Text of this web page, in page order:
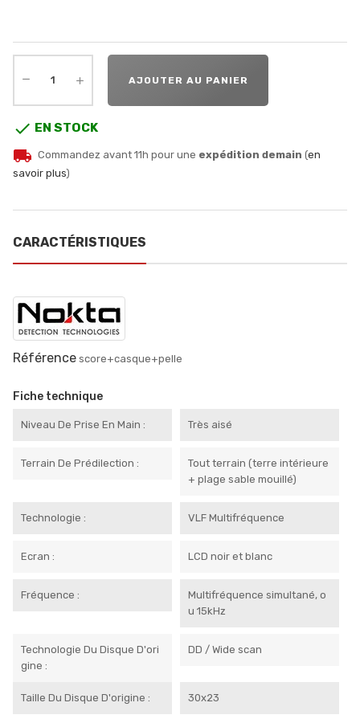
AJOUTER AU PANIER
 EN STOCK
local_shipping Commandez avant 11h pour une expédition demain (en
savoir plus)
CARACTÉRISTIQUES
Référence score+casque+pelle
Fiche technique
Niveau De Prise En Main : Très aisé
Terrain De Prédilection :
Tout terrain (terre intérieure
+ plage sable mouillé)
Technologie : VLF Multifréquence
Ecran : LCD noir et blanc
Fréquence :
Multifréquence simultané, o
u 15kHz
Technologie Du Disque D'ori
Gine :
DD / Wide scan
Taille Du Disque D'origine : 30x23